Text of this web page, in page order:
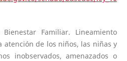
Familiar. Lineamiento
atención de los niños, las niñas y
inobservados, amenazados o